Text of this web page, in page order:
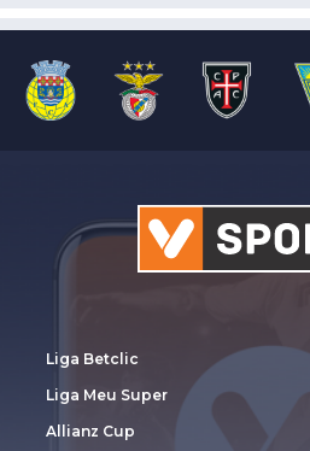
Liga Betclic
Liga Meu Super
Allianz Cup